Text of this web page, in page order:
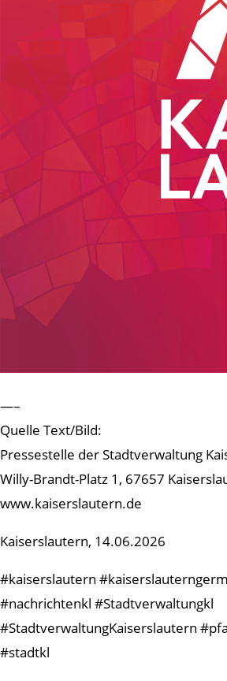
—–
Quelle Text/Bild:
Pressestelle der Stadtverwaltung
Willy-Brandt-Platz 1, 67657
www.kaiserslautern.de
Kaiserslautern, 14.06.2026
#kaiserslautern
#nachrichtenkl #Stadtverwaltungkl
#StadtverwaltungKaiserslautern
#stadtkl